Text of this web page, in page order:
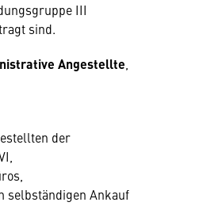
III
sind.
Angestellte
der
selbständigen Ankauf